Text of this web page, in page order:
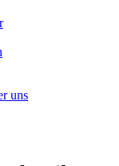
uns